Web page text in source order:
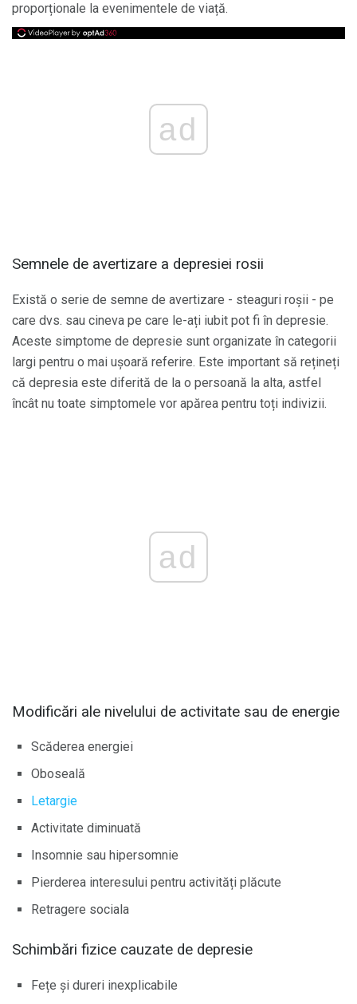
proporționale la evenimentele de viață.
ad
Semnele de avertizare a depresiei rosii
Există o serie de semne de avertizare - steaguri roșii - pe
care dvs. sau cineva pe care le-ați iubit pot fi în depresie.
Aceste simptome de depresie sunt organizate în categorii
largi pentru o mai ușoară referire. Este important să rețineți
că depresia este diferită de la o persoană la alta, astfel
încât nu toate simptomele vor apărea pentru toți indivizii.
ad
Modificări ale nivelului de activitate sau de energie
Scăderea energiei
Oboseală
Letargie
Activitate diminuată
Insomnie sau hipersomnie
Pierderea interesului pentru activități plăcute
Retragere sociala
Schimbări fizice cauzate de depresie
Fețe și dureri inexplicabile